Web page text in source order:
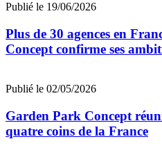
Publié le 19/06/2026
Plus de 30 agences en
Concept confirme ses
Publié le 02/05/2026
Garden Park Concept
quatre coins de la France